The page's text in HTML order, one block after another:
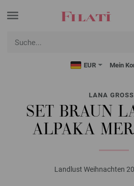
EUR Mein
LANA
SET BRAUN
ALPAKA
Landlust Weihnachten